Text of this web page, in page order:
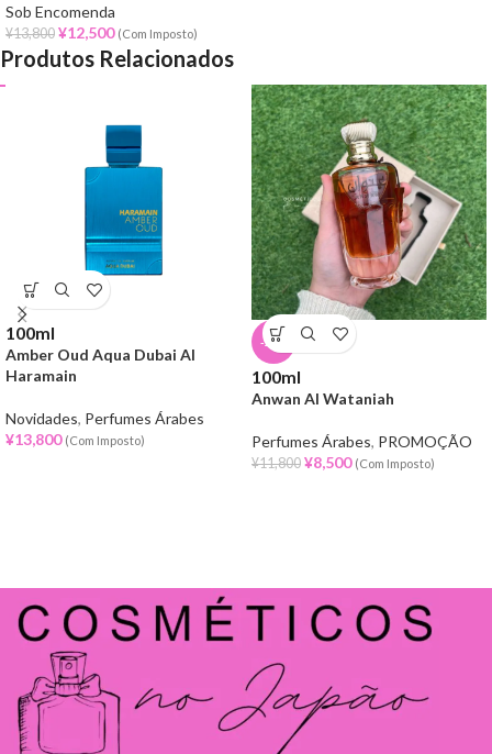
Sob Encomenda
¥13,800 ¥12,500 (Com Imposto)
Produtos Relacionados
100ml
Amber Oud Aqua Dubai Al
Haramain
Novidades, Perfumes Árabes
¥13,800 (Com Imposto)
-28%
100ml
Anwan Al Wataniah
Perfumes Árabes, PROMOÇÃO
¥11,800 ¥8,500 (Com Imposto)